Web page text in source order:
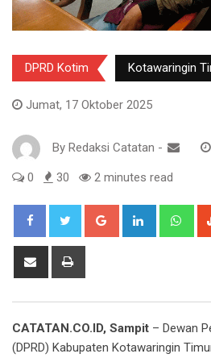
DPRD Kotim Kotawaringin
Jumat, 17 Oktober 2025
By Redaksi Catatan -
0 30 2 minutes read
Google+ LinkedIn
Share
CATATAN.CO.ID, Sampit – Dewan
(DPRD) Kabupaten Kotawaringin